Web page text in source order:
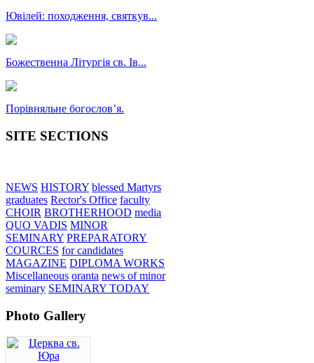
Ювілей: походження, святкув...
Божественна Літургія св. Ів...
Порівняльне богословʼя.
SITE SECTIONS
NEWS HISTORY blessed Martyrs
graduates Rector's Office faculty
CHOIR BROTHERHOOD media
QUO VADIS MINOR
SEMINARY PREPARATORY
COURCES for candidates
MAGAZINE DIPLOMA WORKS
Miscellaneous oranta news of minor
seminary SEMINARY TODAY
Photo Gallery